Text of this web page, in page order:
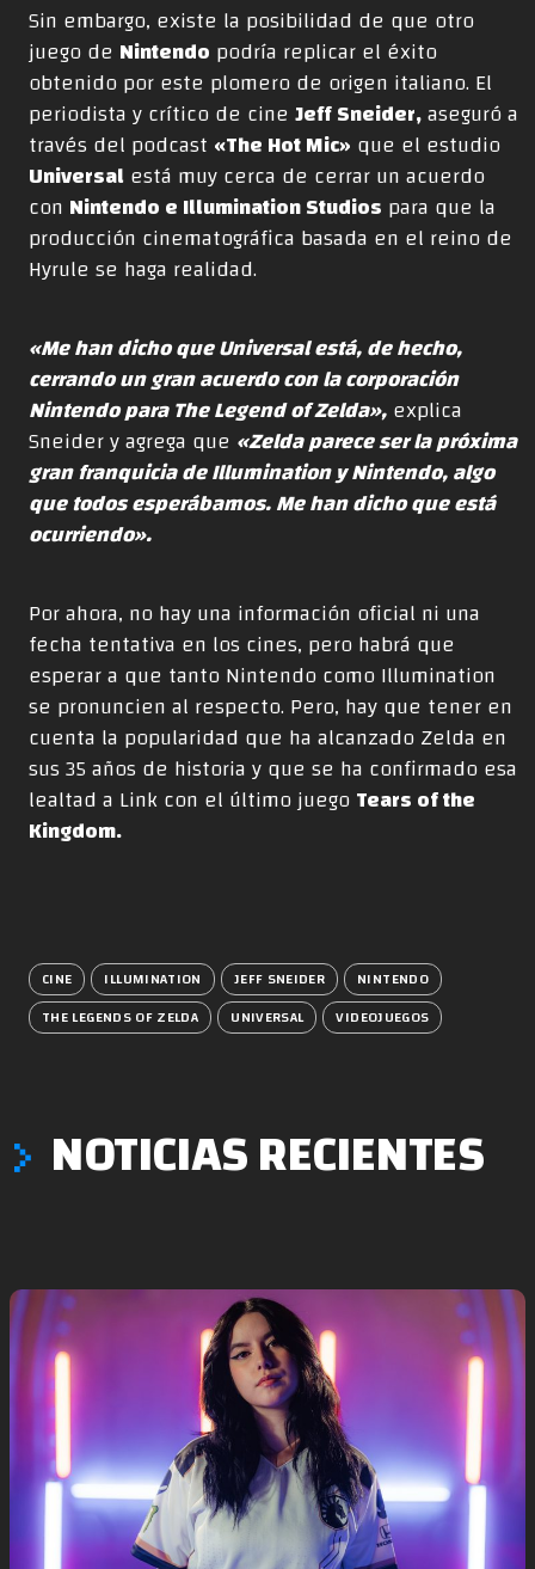
Sin embargo, existe la posibilidad de que otro
juego de Nintendo podría replicar el éxito
obtenido por este plomero de origen italiano. El
periodista y crítico de cineJeff Sneider,aseguró a
través del podcast «The Hot Mic» que el estudio
Universalestá muy cerca de cerrar un acuerdo
con Nintendo e Illumination Studios para que la
producción cinematográfica basada en el reino de
Hyrule se haga realidad.
«Me han dicho que Universal está, de hecho,
cerrando un gran acuerdo con la corporación
Nintendo para The Legend of Zelda»,explica
Sneider y agrega que «Zelda parece ser la próxima
gran franquicia de Illumination y Nintendo, algo
que todos esperábamos. Me han dicho que está
ocurriendo».
Por ahora, no hay una información oficial ni una
fecha tentativa en los cines, pero habrá que
esperar a que tanto Nintendo como Illumination
se pronuncien al respecto. Pero, hay que tener en
cuenta la popularidad que ha alcanzado Zelda en
sus 35 años de historia y que se ha confirmado esa
lealtad a Link con el último juegoTears of the
Kingdom.
CINE ILLUMINATION JEFF SNEIDER
NINTENDO
THE LEGENDS OF ZELDA
UNIVERSAL VIDEOJUEGOS
NOTICIAS RECIENTES